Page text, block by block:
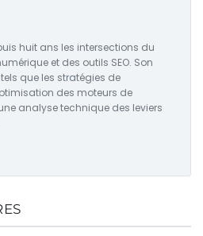
huit ans les intersections du
et des outils SEO. Son
que les stratégies de
des moteurs de
analyse technique des leviers